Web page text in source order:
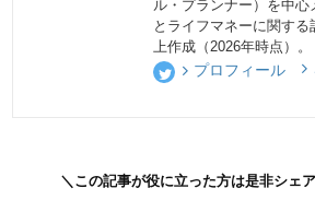
ル・プランナー）を中
とライフマネーに関する
上作成（2026年時点）。
プロフィール
＼この記事が役に立った方は是非シェ